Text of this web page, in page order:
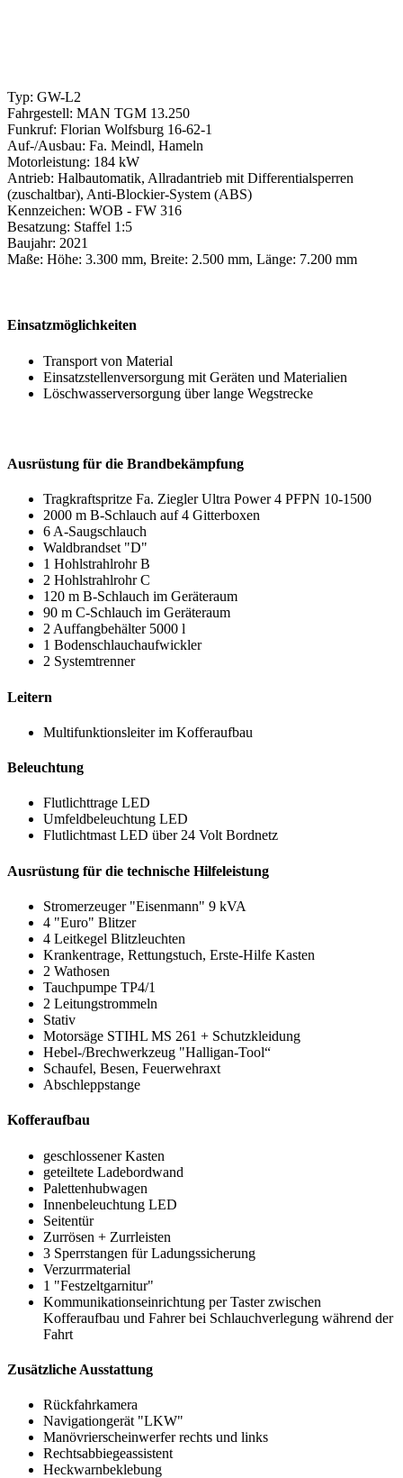
Typ: GW-L2
Fahrgestell: MAN TGM 13.250
Funkruf: Florian Wolfsburg 16-62-1
Auf-/Ausbau: Fa. Meindl, Hameln
Motorleistung: 184 kW
Antrieb: Halbautomatik, Allradantrieb mit Differentialsperren
(zuschaltbar), Anti-Blockier-System (ABS)
Kennzeichen: WOB - FW 316
Besatzung: Staffel 1:5
Baujahr: 2021
Maße: Höhe: 3.300 mm, Breite: 2.500 mm, Länge: 7.200 mm
Einsatzmöglichkeiten
Transport von Material
Einsatzstellenversorgung mit Geräten und Materialien
Löschwasserversorgung über lange Wegstrecke
Ausrüstung für die Brandbekämpfung
Tragkraftspritze Fa. Ziegler Ultra Power 4 PFPN 10-1500
2000 m B-Schlauch auf 4 Gitterboxen
6 A-Saugschlauch
Waldbrandset "D"
1 Hohlstrahlrohr B
2 Hohlstrahlrohr C
120 m B-Schlauch im Geräteraum
90 m C-Schlauch im Geräteraum
2 Auffangbehälter 5000 l
1 Bodenschlauchaufwickler
2 Systemtrenner
Leitern
Multifunktionsleiter im Kofferaufbau
Beleuchtung
Flutlichttrage LED
Umfeldbeleuchtung LED
Flutlichtmast LED über 24 Volt Bordnetz
Ausrüstung für die technische Hilfeleistung
Stromerzeuger "Eisenmann" 9 kVA
4 "Euro" Blitzer
4 Leitkegel Blitzleuchten
Krankentrage, Rettungstuch, Erste-Hilfe Kasten
2 Wathosen
Tauchpumpe TP4/1
2 Leitungstrommeln
Stativ
Motorsäge STIHL MS 261 + Schutzkleidung
Hebel-/Brechwerkzeug "Halligan-Tool“
Schaufel, Besen, Feuerwehraxt
Abschleppstange
Kofferaufbau
geschlossener Kasten
geteiltete Ladebordwand
Palettenhubwagen
Innenbeleuchtung LED
Seitentür
Zurrösen + Zurrleisten
3 Sperrstangen für Ladungssicherung
Verzurrmaterial
1 "Festzeltgarnitur"
Kommunikationseinrichtung per Taster zwischen
Kofferaufbau und Fahrer bei Schlauchverlegung während der
Fahrt
Zusätzliche Ausstattung
Rückfahrkamera
Navigationgerät "LKW"
Manövrierscheinwerfer rechts und links
Rechtsabbiegeassistent
Heckwarnbeklebung